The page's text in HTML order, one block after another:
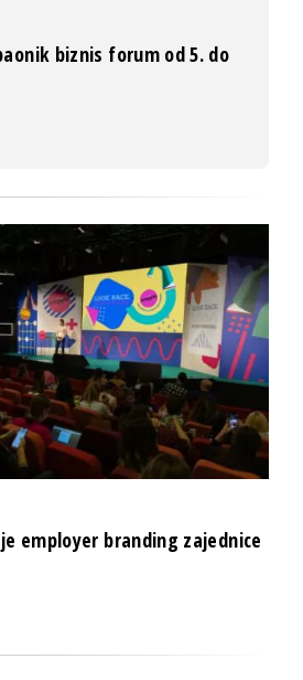
biznis forum od 5. do
employer branding zajednice